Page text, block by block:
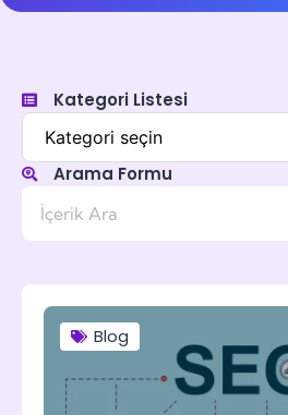
Kategori Listesi
Arama Formu
Blog